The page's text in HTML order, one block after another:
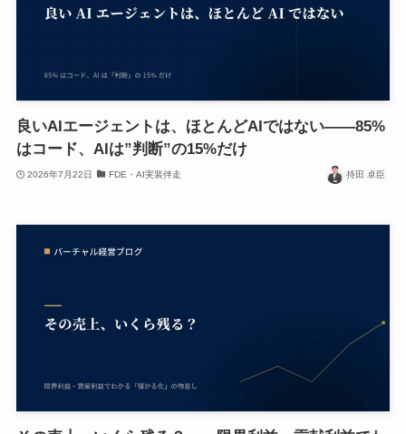
良いAIエージェントは、ほとんどAIではない——85%
はコード、AIは”判断”の15%だけ
2026年7月22日 FDE・AI実装伴走 持田 卓臣